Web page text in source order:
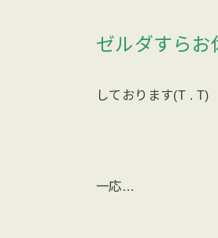
ゼルダすらお
しております(T . T)
一応…